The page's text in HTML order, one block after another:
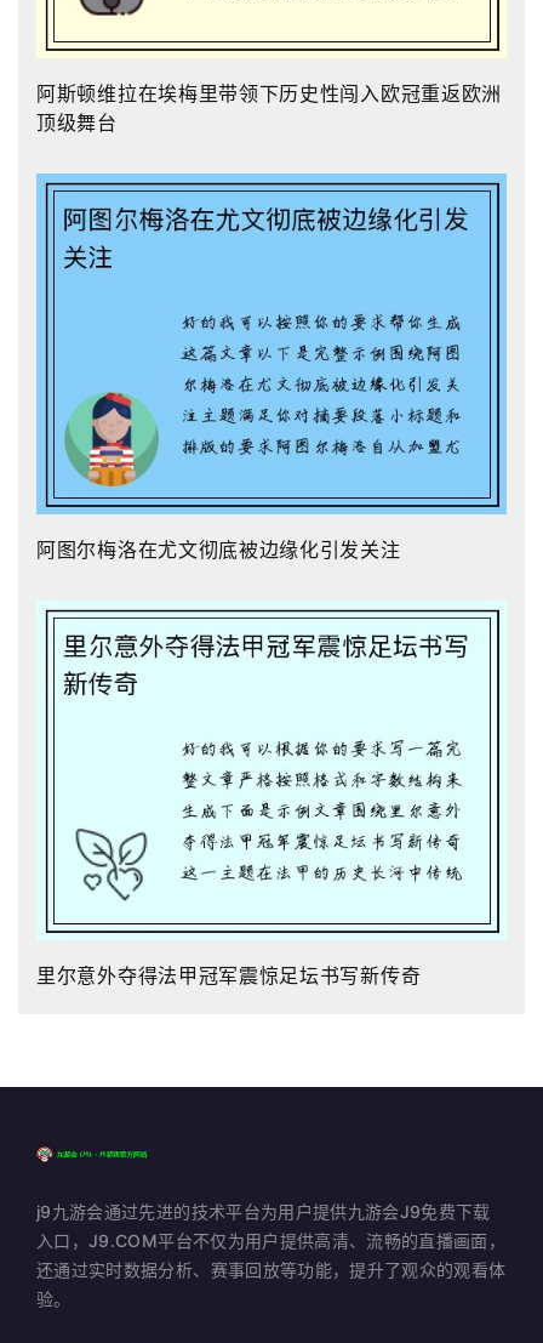
阿斯顿维拉在埃梅里带领下历史性闯入欧冠重返欧洲
顶级舞台
阿图尔梅洛在尤文彻底被边缘化引发关注
里尔意外夺得法甲冠军震惊足坛书写新传奇
j9九游会通过先进的技术平台为用户提供九游会J9免费下载
入口，J9.COM平台不仅为用户提供高清、流畅的直播画面，
还通过实时数据分析、赛事回放等功能，提升了观众的观看体
验。